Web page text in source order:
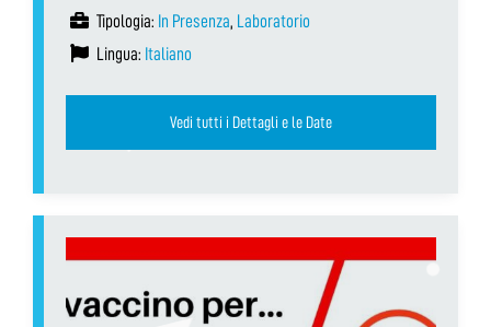
Tipologia: In Presenza, Laboratorio
Lingua: Italiano
Vedi tutti i Dettagli e le Date